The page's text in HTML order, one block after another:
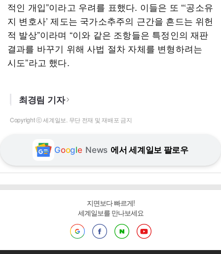
적인 개입”이라고 우려를 표했다. 이들은 또 “‘공소유
지 변호사’ 제도는 국가소추주의 근간을 흔드는 위헌
적 발상”이라며 “이와 같은 조항들은 특정인의 재판
결과를 바꾸기 위해 사법 절차 자체를 변형하려는
시도”라고 했다.
최경림 기자
Copyright ⓒ 세계일보. 무단 전재 및 재배포 금지
Google News 에서 세계일보 팔로우
지면보다 빠르게!
세계일보를 만나보세요